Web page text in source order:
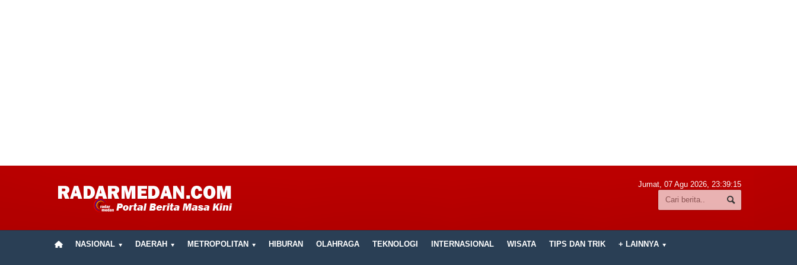
Jumat, 07 Agu 2026, 23:39:16
NASIONAL DAERAH METROPOLITAN HIBURAN OLAHRAGA TEKNOLOGI INTERNASIONAL WISATA TIPS DAN TRIK + LAINNYA